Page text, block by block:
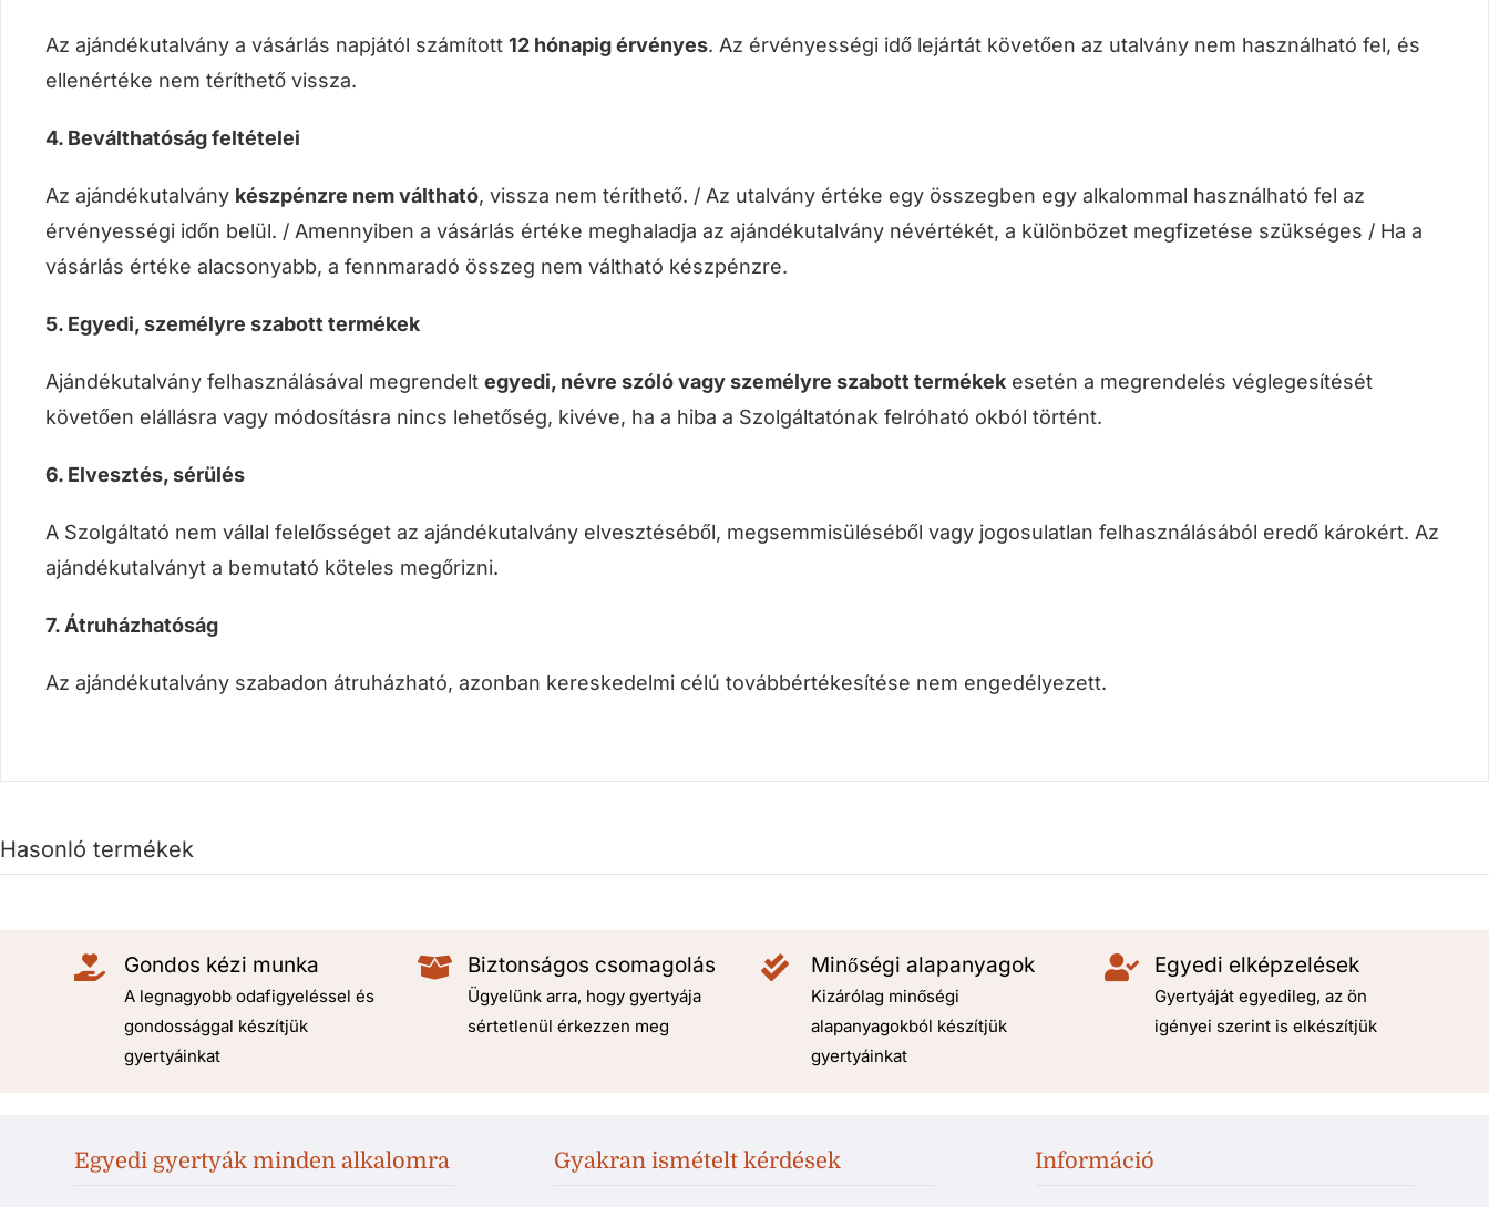
Az ajándékutalvány a vásárlás napjától számított 12 hónapig érvényes. Az érvényességi idő lejártát követően az utalvány nem használható fel, és
ellenértéke nem téríthető vissza.
4. Beválthatóság feltételei
Az ajándékutalvány készpénzre nem váltható, vissza nem téríthető. / Az utalvány értéke egy összegben egy alkalommal használható fel az
érvényességi időn belül. / Amennyiben a vásárlás értéke meghaladja az ajándékutalvány névértékét, a különbözet megfizetése szükséges / Ha a
vásárlás értéke alacsonyabb, a fennmaradó összeg nem váltható készpénzre.
5. Egyedi, személyre szabott termékek
Ajándékutalvány felhasználásával megrendelt egyedi, névre szóló vagy személyre szabott termékekesetén a megrendelés véglegesítését
követően elállásra vagy módosításra nincs lehetőség, kivéve, ha a hiba a Szolgáltatónak felróható okból történt.
6. Elvesztés, sérülés
A Szolgáltató nem vállal felelősséget az ajándékutalvány elvesztéséből, megsemmisüléséből vagy jogosulatlan felhasználásából eredő károkért. Az
ajándékutalványt a bemutató köteles megőrizni.
7. Átruházhatóság
Az ajándékutalvány szabadon átruházható, azonban kereskedelmi célú továbbértékesítése nem engedélyezett.
Hasonló termékek
Gondos kézi munka
A legnagyobb odafigyeléssel és
gondossággal készítjük
gyertyáinkat
Biztonságos csomagolás
Ügyelünk arra, hogy gyertyája
sértetlenül érkezzen meg
Minőségi alapanyagok
Kizárólag minőségi
alapanyagokból készítjük
gyertyáinkat
Egyedi elképzelések
Gyertyáját egyedileg, az ön
igényei szerint is elkészítjük
Egyedi gyertyák minden alkalomra Gyakran ismételt kérdések Információ